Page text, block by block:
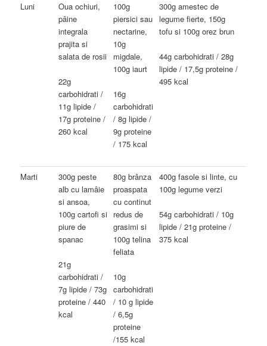
Luni
Oua ochiuri,
pâine
integrala
prajita si
salata de rosii
22g
carbohidrati /
11g lipide /
17g proteine /
260 kcal
100g
piersici sau
nectarine,
10g
migdale,
100g iaurt
16g
carbohidrati
/ 8g lipide /
9g proteine
/ 175 kcal
300g amestec de
legume fierte, 150g
tofu si 100g orez brun
44g carbohidrati / 28g
lipide / 17,5g proteine /
495 kcal
Marti
300g peste
alb cu lamâie
si ansoa,
100g cartofi si
piure de
spanac
21g
carbohidrati /
7g lipide / 73g
proteine / 440
kcal
80g brânza
proaspata
cu continut
redus de
grasimi si
100g telina
feliata
10g
carbohidrati
/ 10 g lipide
/ 6,5g
proteine
/155 kcal
400g fasole si linte, cu
100g legume verzi
54g carbohidrati / 10g
lipide / 21g proteine /
375 kcal